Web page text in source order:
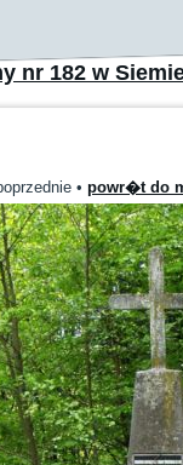
nr 182 w
• powr�t do